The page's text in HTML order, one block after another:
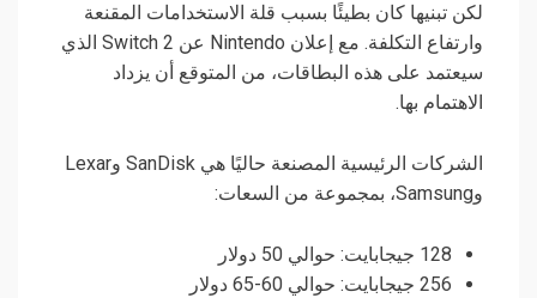
لكن تبنيها كان بطيئًا بسبب قلة الاستخدامات المقنعة
وارتفاع التكلفة. مع إعلان Nintendo عن Switch 2 الذي
سيعتمد على هذه البطاقات، من المتوقع أن يزداد
الاهتمام بها.
الشركات الرئيسية المصنعة حاليًا هي SanDisk وLexar
وSamsung، بمجموعة من السعات:
128 جيجابايت: حوالي 50 دولار
256 جيجابايت: حوالي 60-65 دولار